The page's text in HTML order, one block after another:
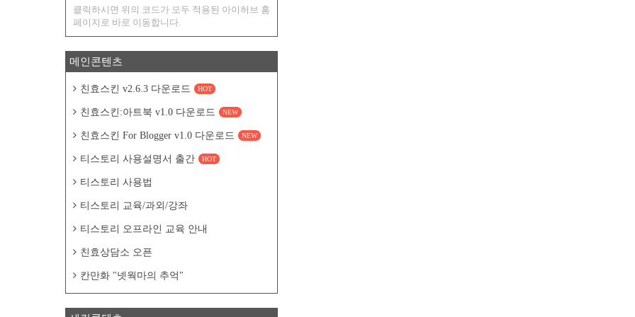
클릭하시면 위의 코드가 모두 적용된 아이허브 홈
페이지로 바로 이동합니다.
메인콘텐츠
친효스킨 v2.6.3 다운로드 HOT
친효스킨:아트북 v1.0 다운로드 NEW
친효스킨 For Blogger v1.0 다운로드 NEW
티스토리 사용설명서 출간 HOT
티스토리 사용법
티스토리 교육/과외/강좌
티스토리 오프라인 교육 안내
친효상담소 오픈
칸만화 "넷웍마의 추억"